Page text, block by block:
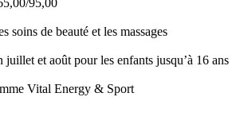
95,00
soins de beauté et les massages
juillet et août pour les enfants jusqu’à 16 ans
Vital Energy & Sport